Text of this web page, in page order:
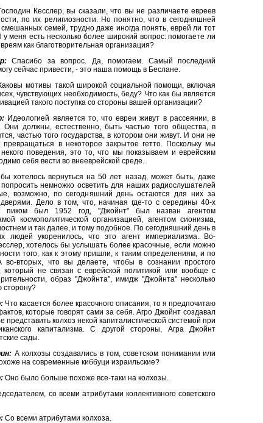
Кесслер, вы сказали, что вы не различаете евреев
по их религиозности. Но понятно, что в сегодняшней
смешанных семей, трудно даже иногда понять, еврей ли тот
меня есть несколько более широкий вопрос: помогаете ли
как благотворительная организация?
Спасибо за вопрос. Да, помогаем. Самый последний
сейчас привести, - это наша помощь в Беслане.
мотивы такой широкой социальной помощи, включая
чувствующих необходимость, беду? Что как бы является
такого поступка со стороны вашей организации?
Идеологией является то, что евреи живут в рассеянии, в
Они должны, естественно, быть частью того общества, в
частью того государства, в котором они живут. И они не
в некоторое закрытое гетто. Поскольку мы
поведения, это то, что мы показываем и еврейским
себя вести во внееврейской среде.
хотелось вернуться на 50 лет назад, может быть, даже
немножко осветить для наших радиослушателей
возможно, по сегодняшний день остаются для них за
Дело в том, что, начиная где-то с середины 40-х
пиком был 1952 год, "Джойнт" был назван агентом
космополитической организацией, агентом сионизма,
и так далее, и тому подобное. По сегодняшний день в
людей укоренилось, что это агент империализма. Во-
хотелось бы услышать более красочные, если можно
того, как к этому пришли, к таким определениям, и по
во-вторых, что вы делаете, чтобы в сознании простого
который не связан с еврейской политикой или вообще с
образ "Джойнта", имидж "Джойнта" несколько
сторону?
Что касается более красочного описания, то я предпочитаю
которые говорят сами за себя. Агро Джойнт создавал
представить колхоз некой капиталистической системой при
капитализма. С другой стороны, Агра Джойнт
сады.
А колхозы создавались в том, советском понимании или
на современные киббуци израильские?
Оно было больше похоже все-таки на колхозы.
со всеми атрибутами коллективного советского
Со всеми атрибутами колхоза.